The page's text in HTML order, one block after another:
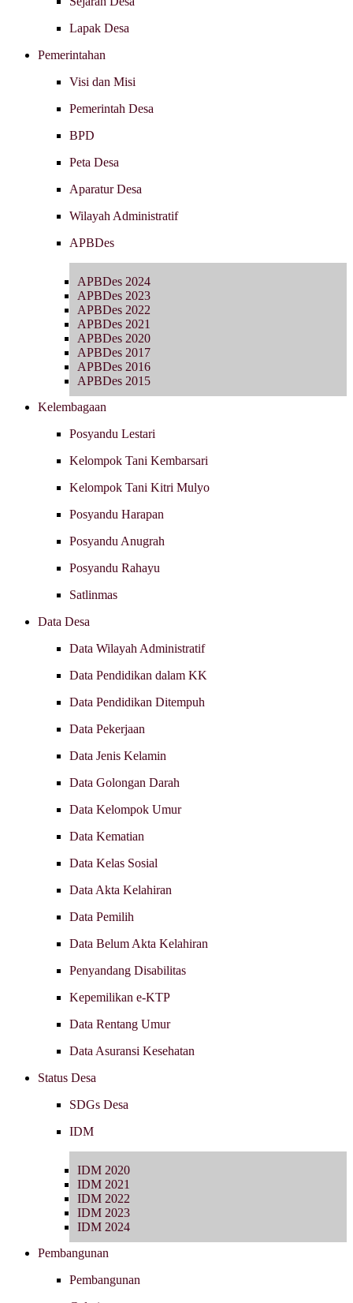
Lapak Desa
Pemerintahan
Visi dan Misi
Pemerintah Desa
BPD
Peta Desa
Aparatur Desa
Wilayah Administratif
APBDes
APBDes 2024
APBDes 2023
APBDes 2022
APBDes 2021
APBDes 2020
APBDes 2017
APBDes 2016
APBDes 2015
Kelembagaan
Posyandu Lestari
Kelompok Tani Kembarsari
Kelompok Tani Kitri Mulyo
Posyandu Harapan
Posyandu Anugrah
Posyandu Rahayu
Satlinmas
Data Desa
Data Wilayah Administratif
Data Pendidikan dalam KK
Data Pendidikan Ditempuh
Data Pekerjaan
Data Jenis Kelamin
Data Golongan Darah
Data Kelompok Umur
Data Kematian
Data Kelas Sosial
Data Akta Kelahiran
Data Pemilih
Data Belum Akta Kelahiran
Penyandang Disabilitas
Kepemilikan e-KTP
Data Rentang Umur
Data Asuransi Kesehatan
Status Desa
SDGs Desa
IDM
IDM 2020
IDM 2021
IDM 2022
IDM 2023
IDM 2024
Pembangunan
Pembangunan